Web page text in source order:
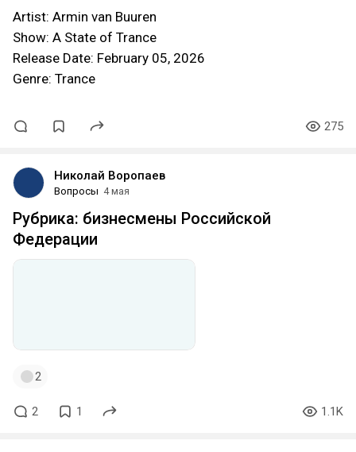
Artist: Armin van Buuren
Show: A State of Trance
Release Date: February 05, 2026
Genre: Trance
275
Николай Воропаев
Вопросы 4 мая
Рубрика: бизнесмены Российской
Федерации
2
2 1 1.1K